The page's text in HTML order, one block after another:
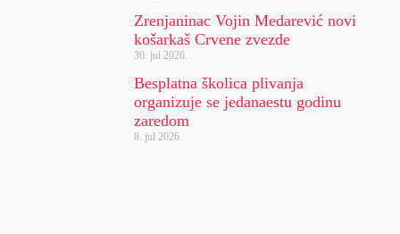
Zrenjaninac Vojin Medarević novi
košarkaš Crvene zvezde
30. jul 2026.
Besplatna školica plivanja
organizuje se jedanaestu godinu
zaredom
8. jul 2026.